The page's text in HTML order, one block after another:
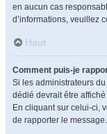
en aucun cas
d’informations, veuillez
Haut
Comment puis-je
Si les administrateurs
dédié devrait être
En cliquant sur celui-ci,
de rapporter le message.